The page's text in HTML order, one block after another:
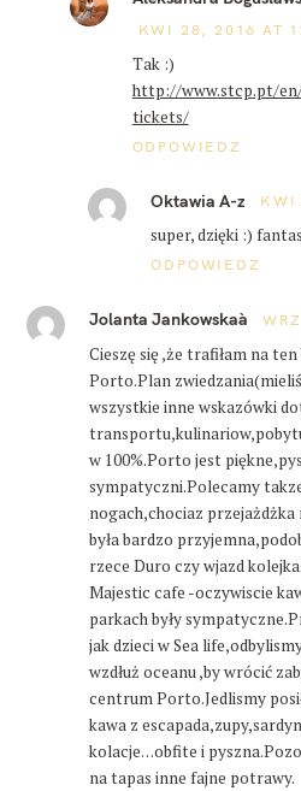
KWI 28, 2016 AT
Tak :)
http://www.stcp.pt/
tickets/
ODPOWIEDZ
Oktawia A-z KWI
super, dzięki :)
ODPOWIEDZ
Jolanta Jankowskaà
Cieszę się ,że trafiłam na
Porto.Plan
wszystkie inne wskazówki
w 100%.Porto jest
sympatyczni.Polecamy
nogach,chociaz
była bardzo
rzece Duro czy wjazd
Majestic cafe -oczywiscie
parkach były
jak dzieci w Sea
wzdłuż oceanu ,by wrócić
centrum Porto.Jedlismy
kawa z
kolacje…obfite i
na tapas inne fajne potrawy.